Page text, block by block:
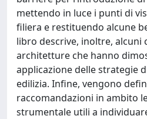
mettendo in luce i punti di
filiera e restituendo alcune
libro descrive, inoltre, alcuni
architetture che hanno
applicazione delle strategie
edilizia. Infine, vengono
raccomandazioni in ambito
strumentale utili a